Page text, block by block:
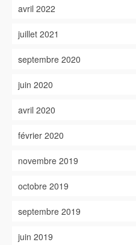
avril 2022
juillet 2021
septembre 2020
juin 2020
avril 2020
février 2020
novembre 2019
octobre 2019
septembre 2019
juin 2019